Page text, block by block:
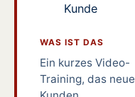
Kunde
WAS IST DAS
Ein kurzes Video-
Training, das neue